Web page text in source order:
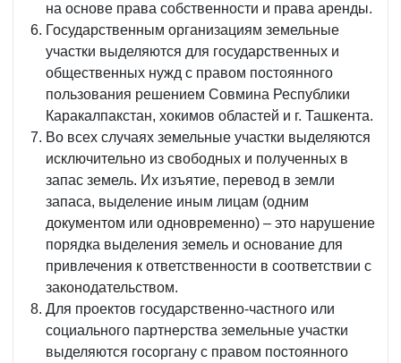
на основе права собственности и права аренды.
Государственным организациям земельные
участки выделяются для государственных и
общественных нужд с правом постоянного
пользования решением Совмина Республики
Каракалпакстан, хокимов областей и г. Ташкента.
Во всех случаях земельные участки выделяются
исключительно из свободных и полученных в
запас земель. Их изъятие, перевод в земли
запаса, выделение иным лицам (одним
документом или одновременно) – это нарушение
порядка выделения земель и основание для
привлечения к ответственности в соответствии с
законодательством.
Для проектов государственно-частного или
социального партнерства земельные участки
выделяются госоргану с правом постоянного